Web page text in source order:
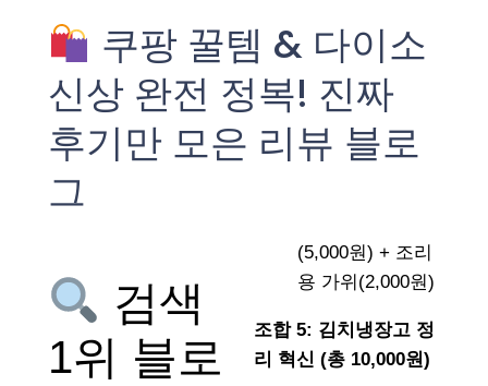
쿠팡 꿀템 & 다이소
신상 완전 정복! 진짜
후기만 모은 리뷰 블로
그
검색
1위 블로
(5,000원) + 조리
용 가위(2,000원)
조합 5: 김치냉장고 정
리 혁신 (총 10,000원)